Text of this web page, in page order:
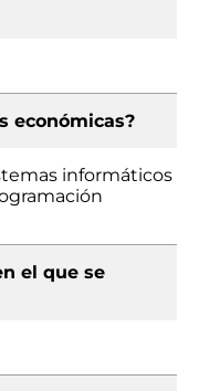
económicas?
informáticos
el que se